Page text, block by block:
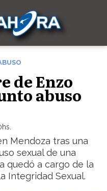
de Enzo
abuso
Mendoza tras una
sexual de una
quedó a cargo de la
Integridad Sexual.